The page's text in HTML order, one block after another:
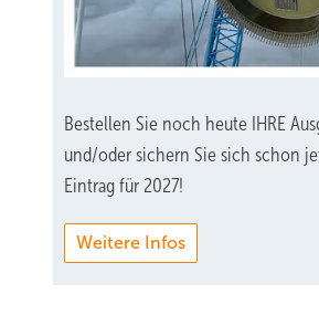
Bestellen Sie noch heute IHRE
und/oder sichern Sie sich schon
Eintrag für 2027!
Weitere Infos